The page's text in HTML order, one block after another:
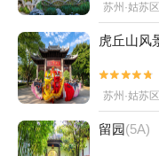
苏州·姑苏区
虎丘山风


苏州·姑苏区
留园(5A)